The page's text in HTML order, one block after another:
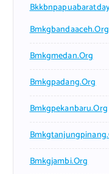
Bmkgbandaaceh.org
Bmkgmedan.org
Bmkgpadang.org
Bmkgpekanbaru.org
Bmkgjambi.org